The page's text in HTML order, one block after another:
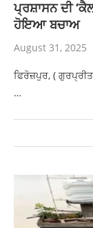
ਪ੍ਰਸ਼ਾਸਨ ਦੀ
ਹੋਇਆ ਬਚਾਅ
August 31, 2025
ਫਿਰੋਜ਼ਪੁਰ, (
…